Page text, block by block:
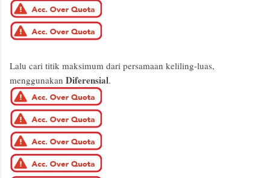
Lalu cari titik maksimum dari persamaan keliling-luas,
menggunakan Diferensial.